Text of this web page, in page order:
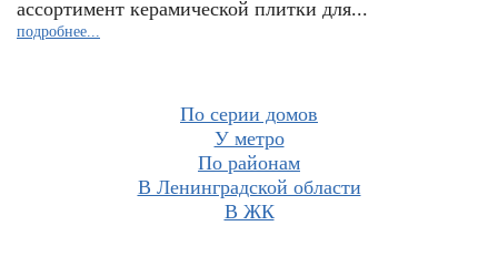
ассортимент керамической плитки для...
подробнее...
По серии домов
У метро
По районам
В Ленинградской области
В ЖК